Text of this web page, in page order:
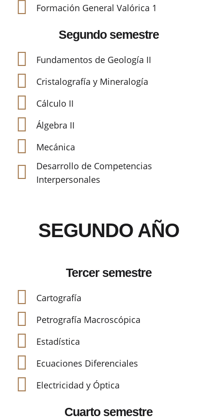
Formación General Valórica 1
Segundo semestre
Fundamentos de Geología II
Cristalografía y Mineralogía
Cálculo II
Álgebra II
Mecánica
Desarrollo de Competencias
Interpersonales
SEGUNDO AÑO
Tercer semestre
Cartografía
Petrografía Macroscópica
Estadística
Ecuaciones Diferenciales
Electricidad y Óptica
Cuarto semestre